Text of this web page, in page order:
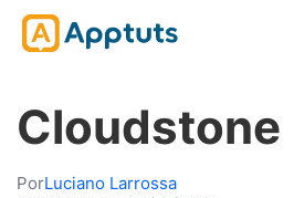
Cloudstone
PorLuciano Larrossa